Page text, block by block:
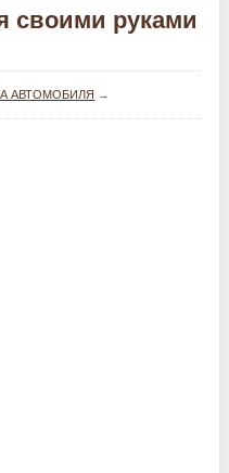
своими руками
АВТОМОБИЛЯ →